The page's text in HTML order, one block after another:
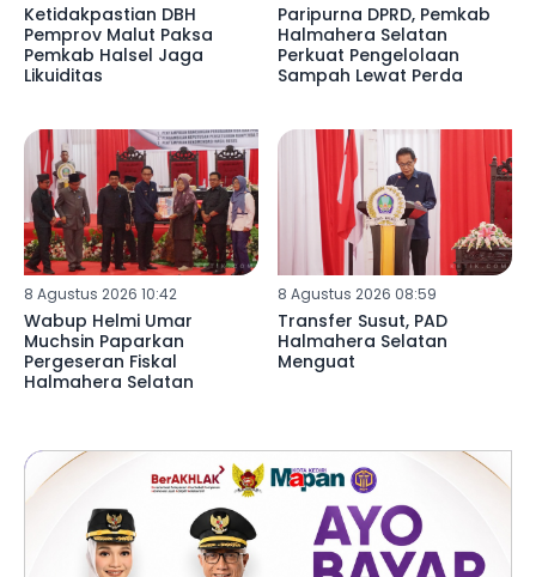
Ketidakpastian DBH
Pemprov Malut Paksa
Pemkab Halsel Jaga
Likuiditas
Paripurna DPRD, Pemkab
Halmahera Selatan
Perkuat Pengelolaan
Sampah Lewat Perda
8 Agustus 2026 10:42
Wabup Helmi Umar
Muchsin Paparkan
Pergeseran Fiskal
Halmahera Selatan
8 Agustus 2026 08:59
Transfer Susut, PAD
Halmahera Selatan
Menguat